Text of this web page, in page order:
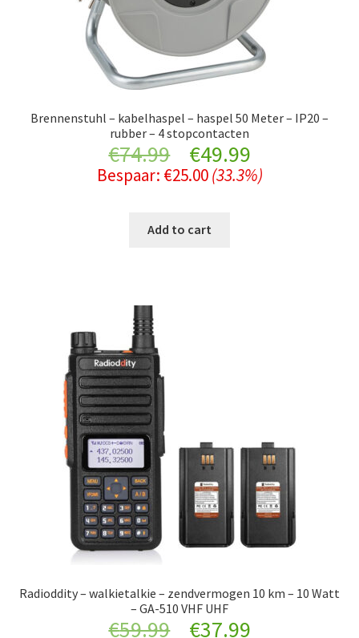
Brennenstuhl – kabelhaspel – haspel 50 Meter – IP20 –
rubber – 4 stopcontacten
€74.99
Original
price
was:
€49.99Current
price
Bespaar: €25.00 (33.3%)
Add to cart
Radioddity – walkietalkie – zendvermogen 10 km – 10 Watt
– GA-510 VHF UHF
€59.99
Original
€37.99Current